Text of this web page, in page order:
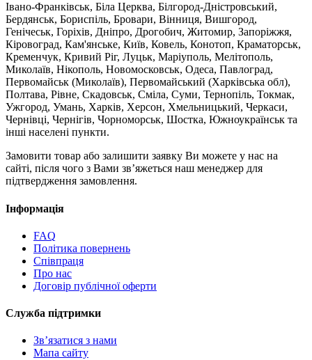
Івано-Франківськ, Біла Церква, Білгород-Дністровський,
Бердянськ, Бориспіль, Бровари, Вінниця, Вишгород,
Генічеськ, Горіхів, Дніпро, Дрогобич, Житомир, Запоріжжя,
Кіровоград, Кам'янське, Київ, Ковель, Конотоп, Краматорськ,
Кременчук, Кривий Ріг, Луцьк, Маріуполь, Мелітополь,
Миколаїв, Нікополь, Новомосковськ, Одеса, Павлоград,
Первомайськ (Миколаїв), Первомайський (Харківська обл),
Полтава, Рівне, Скадовськ, Сміла, Суми, Тернопіль, Токмак,
Ужгород, Умань, Харків, Херсон, Хмельницький, Черкаси,
Чернівці, Чернігів, Чорноморськ, Шостка, Южноукраїнськ та
інші населені пункти.
Замовити товар або залишити заявку Ви можете у нас на
сайті, після чого з Вами зв’яжеться наш менеджер для
підтвердження замовлення.
Інформація
FAQ
Політика повернень
Співпраця
Про нас
Договір публічної оферти
Служба підтримки
Зв’язатися з нами
Мапа сайту